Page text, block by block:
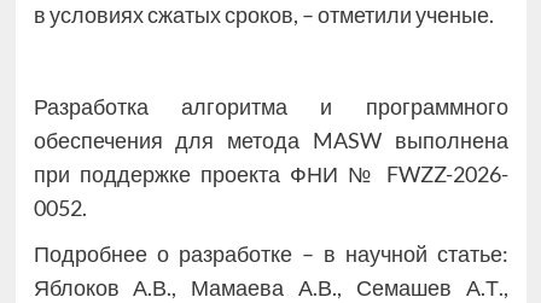
в условиях сжатых сроков, – отметили ученые.
Разработка алгоритма и программного
обеспечения для метода MASW выполнена
при поддержке проекта ФНИ № FWZZ-2026-
0052.
Подробнее о разработке – в научной статье:
Яблоков А.В., Мамаева А.В., Семашев А.Т.,